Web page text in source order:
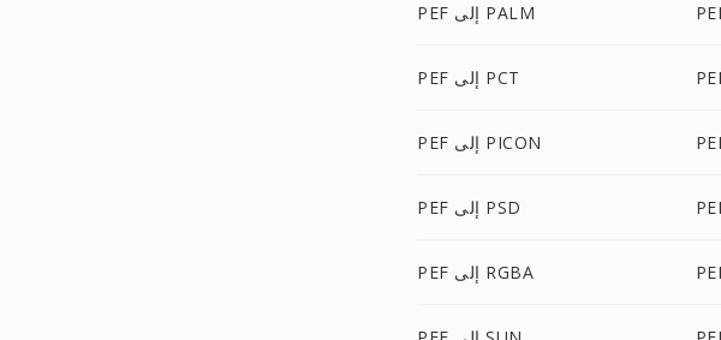
PEF إلى PALM
PEF إلى PCT
PEF إلى PICON
PEF إلى PSD
PEF إلى RGBA